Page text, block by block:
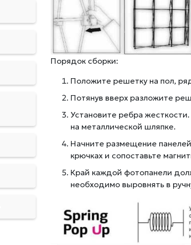
Порядок сборки:
Положите решетку на пол,
Потянув вверх разложите
Установите ребра
на металлической шляпке.
Начните размещение
крючках и сопоставьте
Край каждой фотопанели
необходимо выровнять в